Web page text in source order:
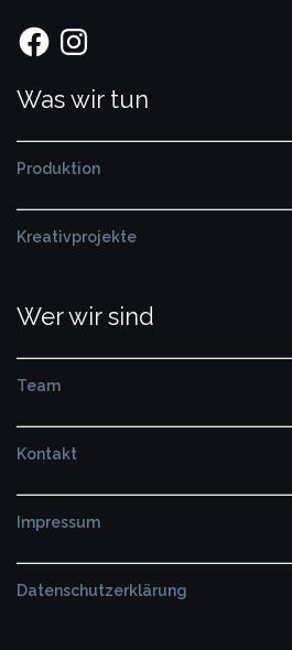
FacebookInstagram
Was wir tun
Produktion
Kreativprojekte
Wer wir sind
Team
Kontakt
Impressum
Datenschutzerklärung